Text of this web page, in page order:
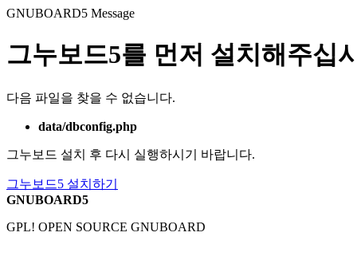
GNUBOARD5 Message
그누보드5를 먼저 설치해주십
다음 파일을 찾을 수 없습니다.
data/dbconfig.php
그누보드 설치 후 다시 실행하시기 바랍니다.
그누보드5 설치하기
GNUBOARD5
GPL! OPEN SOURCE GNUBOARD